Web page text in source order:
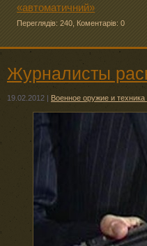
«автоматичний»
Переглядів: 240 Коментарів: 0
Журналисты
19.02.2012 | Военное оружие и техника